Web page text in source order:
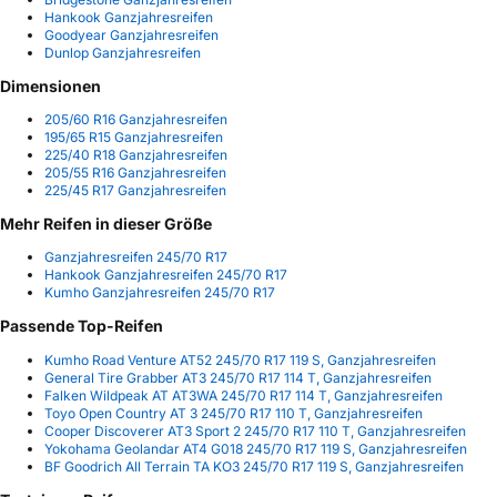
Hankook Ganzjahresreifen
Goodyear Ganzjahresreifen
Dunlop Ganzjahresreifen
Dimensionen
205/60 R16 Ganzjahresreifen
195/65 R15 Ganzjahresreifen
225/40 R18 Ganzjahresreifen
205/55 R16 Ganzjahresreifen
225/45 R17 Ganzjahresreifen
Mehr Reifen in dieser Größe
Ganzjahresreifen 245/70 R17
Hankook Ganzjahresreifen 245/70 R17
Kumho Ganzjahresreifen 245/70 R17
Passende Top-Reifen
Kumho Road Venture AT52 245/70 R17 119 S, Ganzjahresreifen
General Tire Grabber AT3 245/70 R17 114 T, Ganzjahresreifen
Falken Wildpeak AT AT3WA 245/70 R17 114 T, Ganzjahresreifen
Toyo Open Country AT 3 245/70 R17 110 T, Ganzjahresreifen
Cooper Discoverer AT3 Sport 2 245/70 R17 110 T, Ganzjahresreifen
Yokohama Geolandar AT4 G018 245/70 R17 119 S, Ganzjahresreifen
BF Goodrich All Terrain TA KO3 245/70 R17 119 S, Ganzjahresreifen